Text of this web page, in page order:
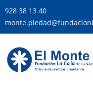
928 38 13 40